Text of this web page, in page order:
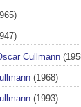
Cullmann
(1968)
(1993)